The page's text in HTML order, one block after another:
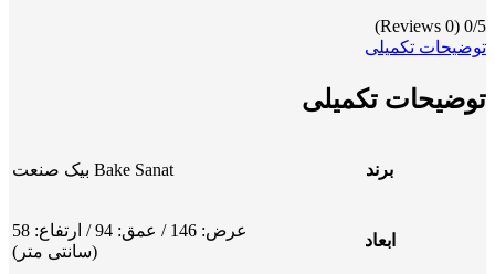
0/5
(0 Reviews)
توضیحات تکمیلی
توضیحات تکمیلی
برند بیک صنعت Bake Sanat
ابعاد
عرض: 146 / عمق: 94 / ارتفاع: 58
(سانتی متر)